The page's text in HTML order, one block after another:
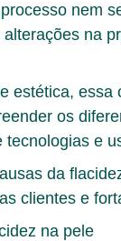
nem
na
estética, essa
os
tecnologias e
da
clientes e
na pele